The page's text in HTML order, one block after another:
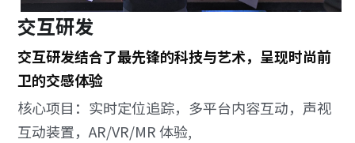
交互研发
交互研发结合了最先锋的科技与艺术，呈现时尚前
卫的交感体验
核心项目：实时定位追踪，多平台内容互动，声视
互动装置，AR/VR/MR 体验,